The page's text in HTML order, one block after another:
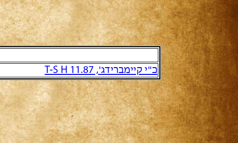
כ"י קיימברידג', T-S H 11.87